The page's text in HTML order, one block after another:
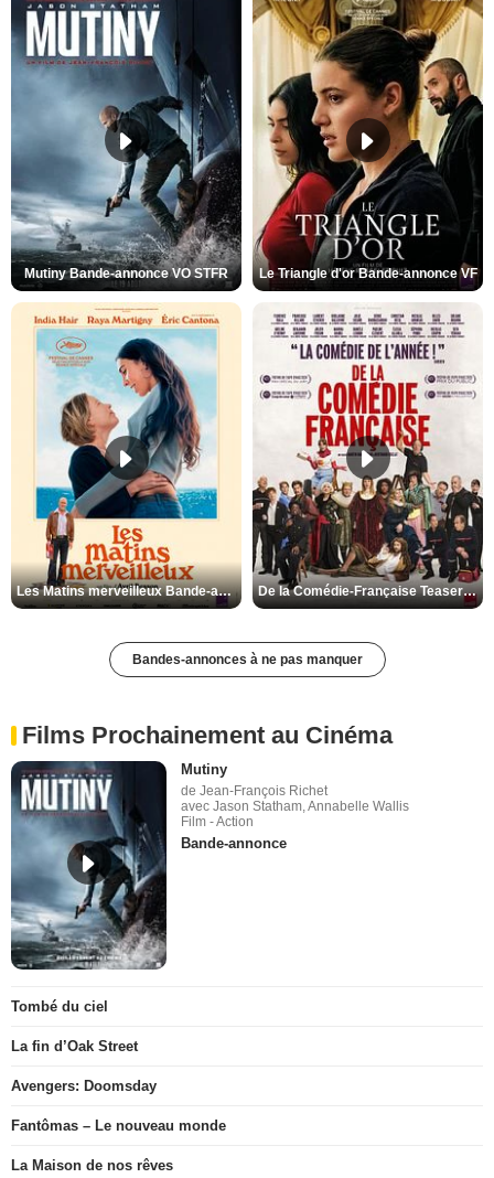
Mutiny Bande-annonce VO STFR Le Triangle d'or Bande-annonce VF
Les Matins merveilleux Bande-annonce VF De la Comédie-Française Teaser VF
Bandes-annonces à ne pas manquer
Films Prochainement au Cinéma
Mutiny
de Jean-François Richet
avec Jason Statham, Annabelle Wallis
Film - Action
Bande-annonce
Tombé du ciel
La fin d’Oak Street
Avengers: Doomsday
Fantômas – Le nouveau monde
La Maison de nos rêves